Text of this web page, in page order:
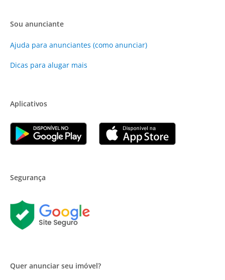
Sou anunciante
Ajuda para anunciantes (como anunciar)
Dicas para alugar mais
Aplicativos
Segurança
Quer anunciar seu imóvel?